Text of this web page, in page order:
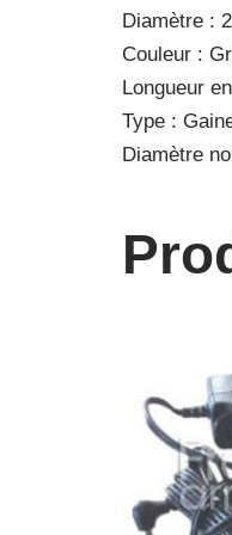
Diamètre :
Couleur :
Longueur
Type :
Diamètre